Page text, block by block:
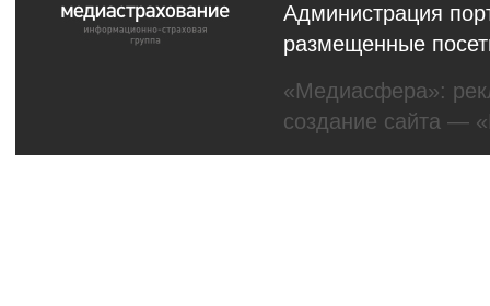
Администрация
размещенные
«Медиасфера»:
создание сайта —